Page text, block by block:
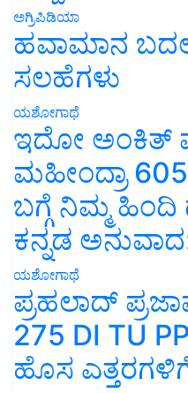
ಅಗ್ರಿಪಿಡಿಯಾ
ಹವಾಮಾನ
ಸಲಹೆಗಳು
ಯಶೋಗಾಥೆ
ಇದೋ ಅಂಕಿತ್
ಮಹೀಂದ್ರಾ 605
ಬಗ್ಗೆ ನಿಮ್ಮ
ಕನ್ನಡ
ಯಶೋಗಾಥೆ
ಪ್ರಹಲಾದ್
275 DI TU
ಹೊಸ